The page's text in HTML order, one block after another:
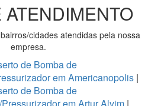
cidades atendidas pela nossa
empresa.
de Bomba de
em Americanopolis |
de Bomba de